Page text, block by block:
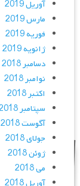
آوریل 2019
مارس 2019
فوریه 2019
ژانویه 2019
دسامبر 2018
نوامبر 2018
اکتبر 2018
سپتامبر 2018
آگوست 2018
جولای 2018
ژوئن 2018
می 2018